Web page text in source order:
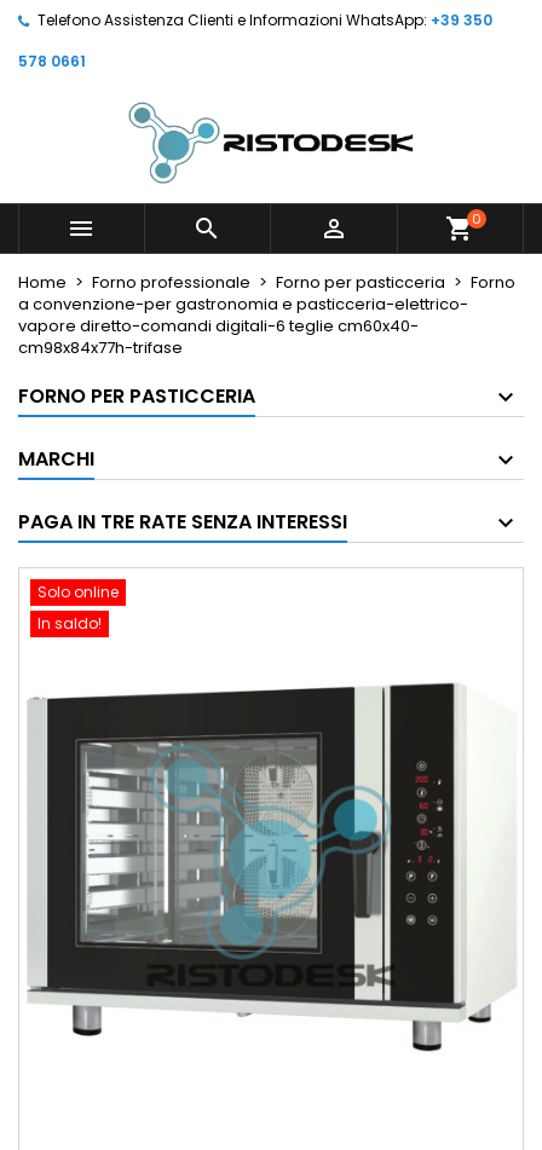
Telefono Assistenza Clienti e Informazioni WhatsApp: +39 350
578 0661
   shopping_cart0
Home Forno professionale Forno per pasticceria
Forno
a convenzione-per gastronomia e pasticceria-elettrico-
vapore diretto-comandi digitali-6 teglie cm60x40-
cm98x84x77h-trifase
FORNO PER PASTICCERIA
MARCHI
PAGA IN TRE RATE SENZA INTERESSI
Solo online
In saldo!